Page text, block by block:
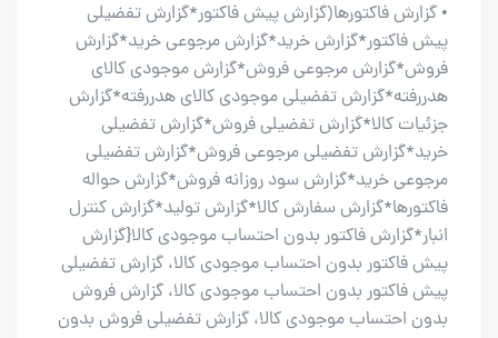
• گزارش فاکتورها(گزارش پیش فاکتور*گزارش تفضیلی
پیش فاکتور*گزارش خرید*گزارش مرجوعی خرید*گزارش
فروش*گزارش مرجوعی فروش*گزارش موجودی کالای
هدررفته*گزارش تفضیلی موجودی کالای هدررفته*گزارش
جزئیات کالا*گزارش تفضیلی فروش*گزارش تفضیلی
خرید*گزارش تفضیلی مرجوعی فروش*گزارش تفضیلی
مرجوعی خرید*گزارش سود روزانه فروش*گزارش حواله
فاکتورها*گزارش سفارش کالا*گزارش تولید*گزارش کنترل
انبار*گزارش فاکتور بدون احتساب موجودی کالا{گزارش
پیش فاکتور بدون احتساب موجودی کالا، گزارش تفضیلی
پیش فاکتور بدون احتساب موجودی کالا، گزارش فروش
بدون احتساب موجودی کالا، گزارش تفضیلی فروش بدون